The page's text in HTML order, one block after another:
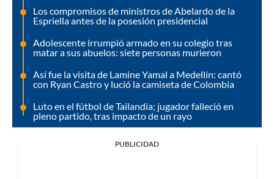
Los compromisos de ministros de Abelardo de la
Espriella antes de la posesión presidencial
Adolescente irrumpió armado en su colegio tras
matar a sus abuelos: siete personas murieron
Así fue la visita de Lamine Yamal a Medellín: cantó
con Ryan Castro y lució la camiseta de Colombia
Luto en el fútbol de Tailandia; jugador falleció en
pleno partido, tras impacto de un rayo
PUBLICIDAD